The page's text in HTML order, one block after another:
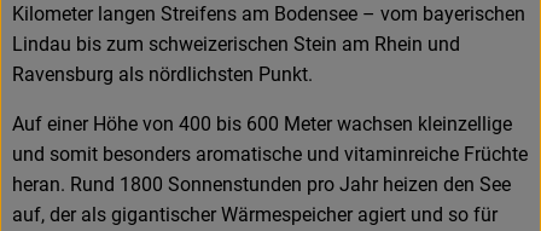
Kilometer langen Streifens am Bodensee – vom bayerischen
Lindau bis zum schweizerischen Stein am Rhein und
Ravensburg als nördlichsten Punkt.
Auf einer Höhe von 400 bis 600 Meter wachsen kleinzellige
und somit besonders aromatische und vitaminreiche Früchte
heran. Rund 1800 Sonnenstunden pro Jahr heizen den See
auf, der als gigantischer Wärmespeicher agiert und so für